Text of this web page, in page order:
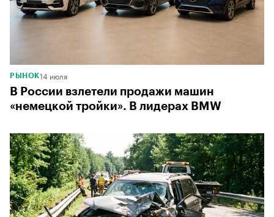
РЫНОК14 июля
В России взлетели продажи машин
«немецкой тройки». В лидерах BMW